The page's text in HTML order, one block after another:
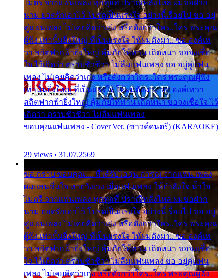
ไมตรี จากแฟนเพลง ทุกทุกที่ ปราณีหลั่งไหล ผมขอฝาก
นาม ยอดรักเอาไว้ โปรดเป็นแรงใจ อย่างนี้เรื่อยไป ขอ อยู่
คู่แฟนเพลง ไม่เคยคิดว่าเก่ง หรือดังกว่าใคร..ใคร พระคุณ
ผู้ฟัง เท่านั้นยิ่งใหญ่ ที่เป็นแรงใจ ให้ผมดังมา.. ขอ องค์เท
วา สถิตฟากฟ้ายิ่งใหญ่ คุ้มภัยให้ท่าน เถิดหนา ขอจงเชื่อ
ใจ ไว้เถิดว่า ตราบชั่วชีวา ไม่ลืมแฟนเพลง ขอ อยู่คู่แฟน
เพลง ไม่เคยคิดว่าเก่ง หรือดังกว่าใคร..ใคร พระคุณผู้ฟัง
เท่านั้นยิ่งใหญ่ ที่เป็นแรงใจ ให้ผมดังมา.. ขอ องค์เทวา
สถิตฟากฟ้ายิ่งใหญ่ คุ้มภัยให้ท่าน เถิดหนา ขอจงเชื่อใจ ไว้
เถิดว่า ตราบชั่วชีวา ไม่ลืมแฟนเพลง
ขอบคุณแฟนเพลง - Cover Ver. (ซาวด์ดนตรี) (KARAOKE)
29 views • 31.07.2569
ขอ กราบ ขอบคุณ.... ที่ได้รับไออุ่น การุณ จากแฟน เพลง
ผมแสนชื่นใจ หายวังเวง เมื่อแฟนเพลง ให้กำลังใจ น้ำใจ
ไมตรี จากแฟนเพลง ทุกทุกที่ ปราณีหลั่งไหล ผมขอฝาก
นาม ยอดรักเอาไว้ โปรดเป็นแรงใจ อย่างนี้เรื่อยไป ขอ อยู่
คู่แฟนเพลง ไม่เคยคิดว่าเก่ง หรือดังกว่าใคร..ใคร พระคุณ
ผู้ฟัง เท่านั้นยิ่งใหญ่ ที่เป็นแรงใจ ให้ผมดังมา.. ขอ องค์เท
วา สถิตฟากฟ้ายิ่งใหญ่ คุ้มภัยให้ท่าน เถิดหนา ขอจงเชื่อ
ใจ ไว้เถิดว่า ตราบชั่วชีวา ไม่ลืมแฟนเพลง ขอ อยู่คู่แฟน
เพลง ไม่เคยคิดว่าเก่ง หรือดังกว่าใคร..ใคร พระคุณผู้ฟัง